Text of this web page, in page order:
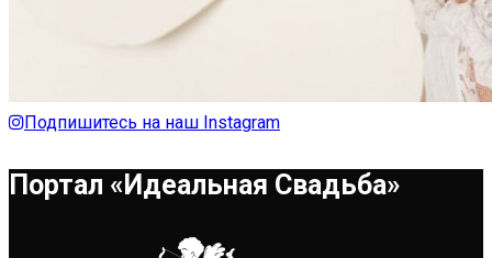
Подпишитесь на наш Instagram
Портал «Идеальная Свадьба»